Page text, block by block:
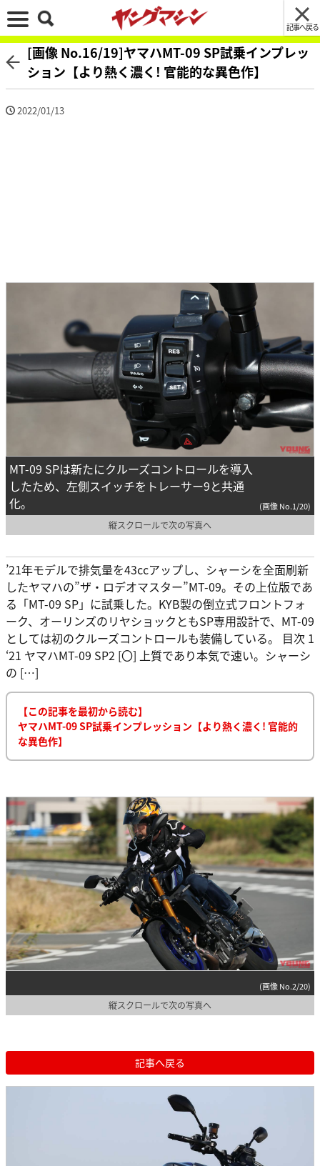
記事へ戻る
[画像 No.16/19]ヤマハMT-09 SP試乗インプレッ
ション【より熱く濃く! 官能的な異色作】
2022/01/13
MT-09 SPは新たにクルーズコントロールを導入
したため、左側スイッチをトレーサー9と共通
化。
(画像 No.1/20)
縦スクロールで次の写真へ
’21年モデルで排気量を43ccアップし、シャーシを全面刷新
したヤマハの”ザ・ロデオマスター”MT-09。その上位版であ
る「MT-09 SP」に試乗した。KYB製の倒立式フロントフォ
ーク、オーリンズのリヤショックともSP専用設計で、MT-09
としては初のクルーズコントロールも装備している。 目次 1
‘21 ヤマハMT-09 SP2 [〇] 上質であり本気で速い。シャーシ
の […]
【この記事を最初から読む】
ヤマハMT-09 SP試乗インプレッション【より熱く濃く! 官能的
な異色作】
(画像 No.2/20)
縦スクロールで次の写真へ
記事へ戻る